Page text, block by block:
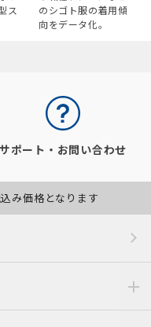
ス
のシゴト服の着用傾
向をデータ化。
サポート・お問い合わせ
み価格となります